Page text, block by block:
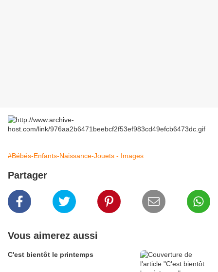
#Bébés-Enfants-Naissance-Jouets - Images
Partager
Vous aimerez aussi
C'est bientôt le printemps